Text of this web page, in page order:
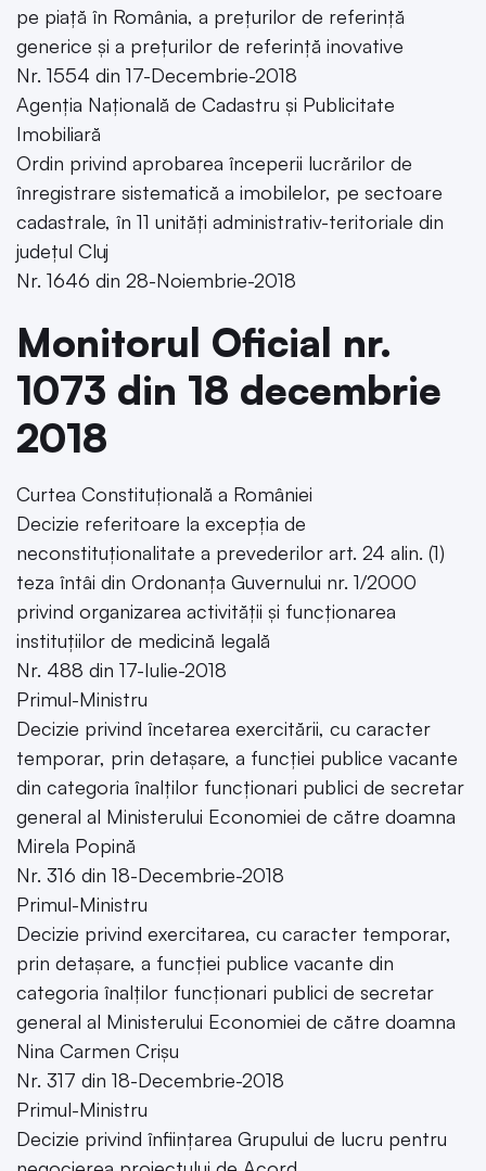
pe piață în România, a prețurilor de referință
generice și a prețurilor de referință inovative
Nr. 1554 din 17-Decembrie-2018
Agenția Națională de Cadastru și Publicitate
Imobiliară
Ordin privind aprobarea începerii lucrărilor de
înregistrare sistematică a imobilelor, pe sectoare
cadastrale, în 11 unități administrativ-teritoriale din
județul Cluj
Nr. 1646 din 28-Noiembrie-2018
Monitorul Oficial nr.
1073 din 18 decembrie
2018
Curtea Constituțională a României
Decizie referitoare la excepția de
neconstituționalitate a prevederilor art. 24 alin. (1)
teza întâi din Ordonanța Guvernului nr. 1/2000
privind organizarea activității și funcționarea
instituțiilor de medicină legală
Nr. 488 din 17-Iulie-2018
Primul-Ministru
Decizie privind încetarea exercitării, cu caracter
temporar, prin detașare, a funcției publice vacante
din categoria înalților funcționari publici de secretar
general al Ministerului Economiei de către doamna
Mirela Popină
Nr. 316 din 18-Decembrie-2018
Primul-Ministru
Decizie privind exercitarea, cu caracter temporar,
prin detașare, a funcției publice vacante din
categoria înalților funcționari publici de secretar
general al Ministerului Economiei de către doamna
Nina Carmen Crișu
Nr. 317 din 18-Decembrie-2018
Primul-Ministru
Decizie privind înființarea Grupului de lucru pentru